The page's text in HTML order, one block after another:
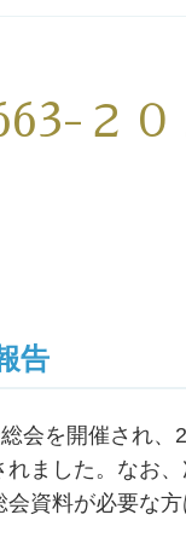
２０
告
会を開催され
れました。なお
資料が必要な